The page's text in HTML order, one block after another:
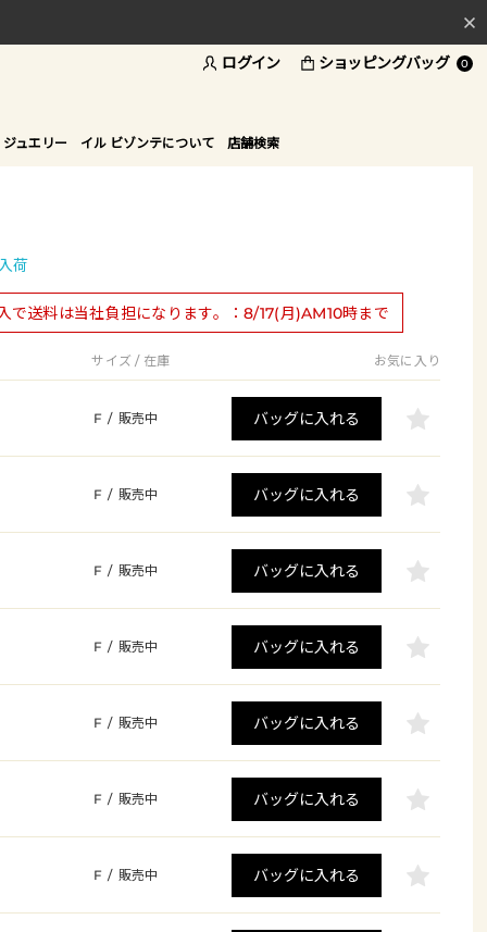
ログイン ショッピングバッグ 0
ュエリー イル ビゾンテについて 店舗検索
荷
で送料は当社負担になります。：8/17(月)AM10時まで
サイズ / 在庫 お気に入り
F / 販売中 バッグに入れる
F / 販売中 バッグに入れる
F / 販売中 バッグに入れる
F / 販売中 バッグに入れる
F / 販売中 バッグに入れる
F / 販売中 バッグに入れる
F / 販売中 バッグに入れる